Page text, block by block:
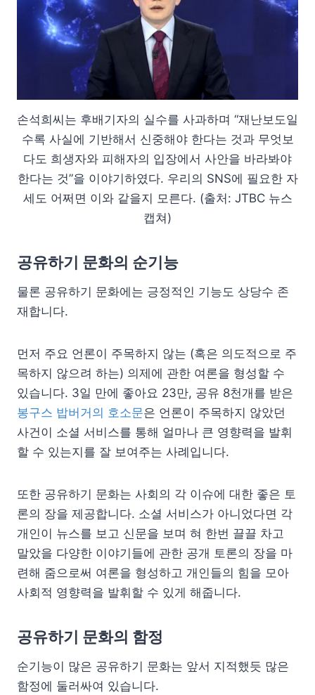
손석희씨는 후배기자의 실수를 사과하며 “재난보도일
수록 사실에 기반해서 신중해야 한다는 것과 무엇보
다도 희생자와 피해자의 입장에서 사안을 바라봐야
한다는 것”을 이야기하였다. 우리의 SNS에 필요한 자
세도 어쩌면 이와 같을지 모른다. (출처: JTBC 뉴스
캡쳐)
공유하기 문화의 순기능
물론 공유하기 문화에는 긍정적인 기능도 상당수 존
재합니다.
먼저 주요 언론이 주목하지 않는 (혹은 의도적으로 주
목하지 않으려 하는) 의제에 관한 여론을 형성할 수
있습니다. 3일 만에 좋아요 23만, 공유 8천개를 받은
봉구스 밥버거의 호소문은 언론이 주목하지 않았던
사건이 소셜 서비스를 통해 얼마나 큰 영향력을 발휘
할 수 있는지를 잘 보여주는 사례입니다.
또한 공유하기 문화는 사회의 각 이슈에 대한 좋은 토
론의 장을 제공합니다. 소셜 서비스가 아니었다면 각
개인이 뉴스를 보고 신문을 보며 혀 한번 끌끌 차고
말았을 다양한 이야기들에 관한 공개 토론의 장을 마
련해 줌으로써 여론을 형성하고 개인들의 힘을 모아
사회적 영향력을 발휘할 수 있게 해줍니다.
공유하기 문화의 함정
순기능이 많은 공유하기 문화는 앞서 지적했듯 많은
함정에 둘러싸여 있습니다.